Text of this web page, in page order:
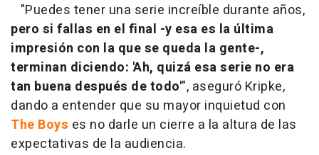
"Puedes tener una serie increíble durante años,
pero si fallas en el final -y esa es la última
impresión con la que se queda la gente-,
terminan diciendo: 'Ah, quizá esa serie no era
tan buena después de todo'", aseguró Kripke,
dando a entender que su mayor inquietud con
The Boys es no darle un cierre a la altura de las
expectativas de la audiencia.